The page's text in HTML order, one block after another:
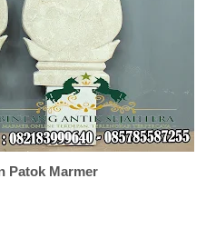
Patok Marmer